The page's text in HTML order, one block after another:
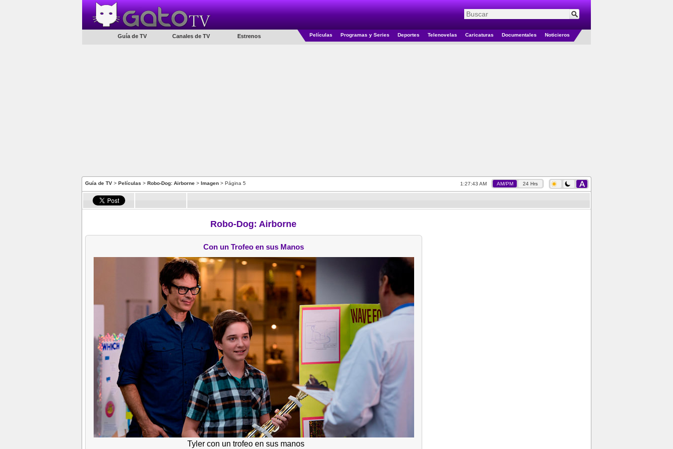
Guía de TV Canales de TV Estrenos Películas Programas y Series Deportes Telenovelas Caricaturas Documentales Noticieros
Guía de TV > Películas > Robo-Dog: Airborne > Imagen > Página 5 1:27:43 AM AM/PM 24 Hrs
Robo-Dog: Airborne
Con un Trofeo en sus Manos
Tyler con un trofeo en sus manos